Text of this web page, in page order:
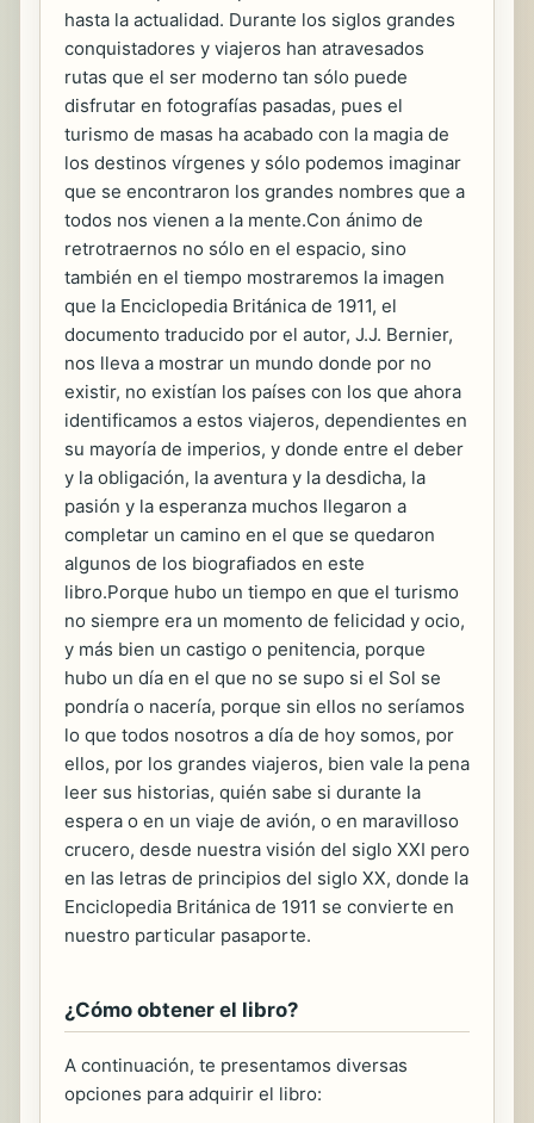
hasta la actualidad. Durante los siglos grandes
conquistadores y viajeros han atravesados
rutas que el ser moderno tan sólo puede
disfrutar en fotografías pasadas, pues el
turismo de masas ha acabado con la magia de
los destinos vírgenes y sólo podemos imaginar
que se encontraron los grandes nombres que a
todos nos vienen a la mente.Con ánimo de
retrotraernos no sólo en el espacio, sino
también en el tiempo mostraremos la imagen
que la Enciclopedia Británica de 1911, el
documento traducido por el autor, J.J. Bernier,
nos lleva a mostrar un mundo donde por no
existir, no existían los países con los que ahora
identificamos a estos viajeros, dependientes en
su mayoría de imperios, y donde entre el deber
y la obligación, la aventura y la desdicha, la
pasión y la esperanza muchos llegaron a
completar un camino en el que se quedaron
algunos de los biografiados en este
libro.Porque hubo un tiempo en que el turismo
no siempre era un momento de felicidad y ocio,
y más bien un castigo o penitencia, porque
hubo un día en el que no se supo si el Sol se
pondría o nacería, porque sin ellos no seríamos
lo que todos nosotros a día de hoy somos, por
ellos, por los grandes viajeros, bien vale la pena
leer sus historias, quién sabe si durante la
espera o en un viaje de avión, o en maravilloso
crucero, desde nuestra visión del siglo XXI pero
en las letras de principios del siglo XX, donde la
Enciclopedia Británica de 1911 se convierte en
nuestro particular pasaporte.
¿Cómo obtener el libro?
A continuación, te presentamos diversas
opciones para adquirir el libro: